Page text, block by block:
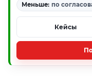
Меньше: по
Кейсы